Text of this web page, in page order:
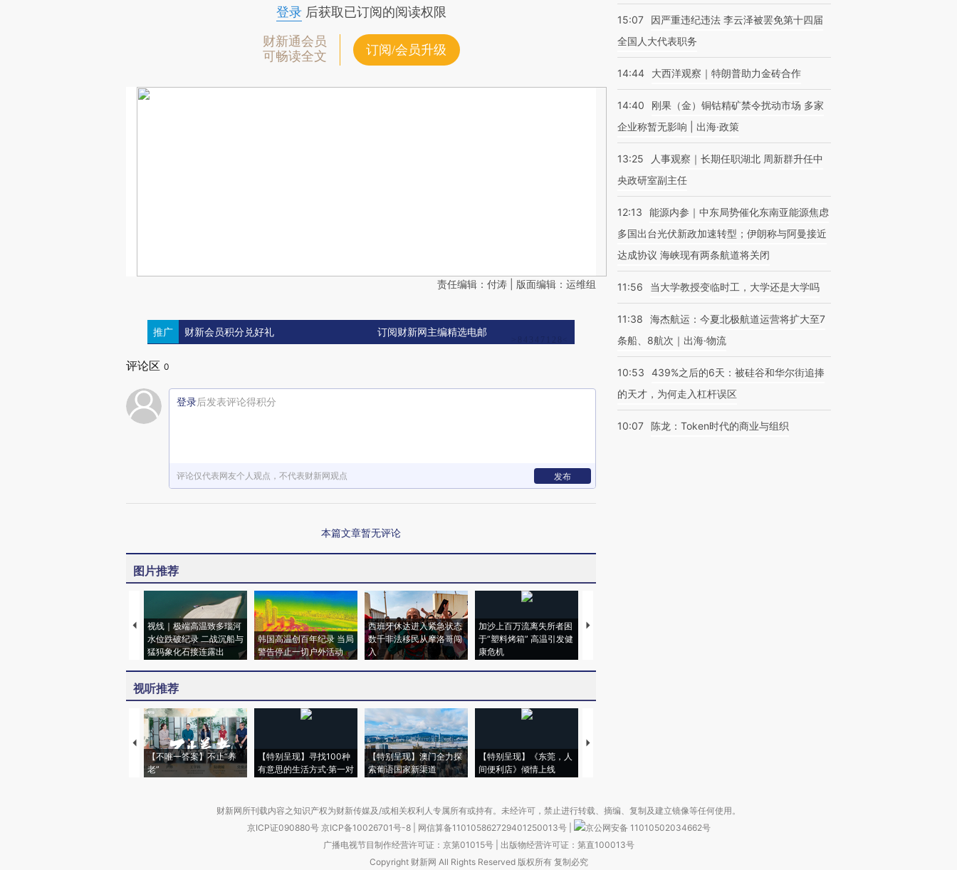
登录后获取已订阅的阅读权限
财新通会员
可畅读全文
订阅/会员升级
责任编辑：付涛 | 版面编辑：运维组
推广 财新会员积分兑好礼 订阅财新网主编精选电邮
评论区 0
登录后发表评论得积分
评论仅代表网友个人观点，不代表财新网观点 发布
本篇文章暂无评论
图片推荐
视线｜极端高温致多瑙河
水位跌破纪录 二战沉船与
猛犸象化石接连露出
韩国高温创百年纪录 当局
警告停止一切户外活动
西班牙休达进入紧急状态
数千非法移民从摩洛哥闯
入
加沙上百万流离失所者困
于“塑料烤箱” 高温引发健
康危机
视线｜HYROX的吸金
视听推荐
【不唯一答案】不止“养
老”
【特别呈现】寻找100种
有意思的生活方式·第一对
【特别呈现】澳门全力探
索葡语国家新渠道
【特别呈现】《东莞，人
间便利店》倾情上线
【推广】走进第四届链博
15:07
因严重违纪违法 李云泽被罢免第十四届
全国人大代表职务
14:44 大西洋观察｜特朗普助力金砖合作
14:40
刚果（金）铜钴精矿禁令扰动市场 多家
企业称暂无影响 | 出海·政策
13:25
人事观察｜长期任职湖北 周新群升任中
央政研室副主任
12:13
能源内参｜中东局势催化东南亚能源焦虑
多国出台光伏新政加速转型；伊朗称与阿曼接近
达成协议 海峡现有两条航道将关闭
11:56 当大学教授变临时工，大学还是大学吗
11:38
海杰航运：今夏北极航道运营将扩大至7
条船、8航次｜出海·物流
10:53
439%之后的6天：被硅谷和华尔街追捧
的天才，为何走入杠杆误区
10:07 陈龙：Token时代的商业与组织
财新网所刊载内容之知识产权为财新传媒及/或相关权利人专属所有或持有。未经许可，禁止进行转载、摘编、复制及建立镜像等任何使用。
京ICP证090880号 京ICP备10026701号-8 网信算备110105862729401250013号
京公网安备 11010502034662号
广播电视节目制作经营许可证：京第01015号| 出版物经营许可证：第直100013号
Copyright 财新网 All Rights Reserved 版权所有 复制必究